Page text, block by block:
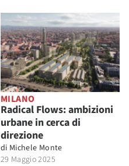
MILANO
Radical Flows: ambizioni
urbane in cerca di
direzione
di Michele Monte
29 Maggio 2025